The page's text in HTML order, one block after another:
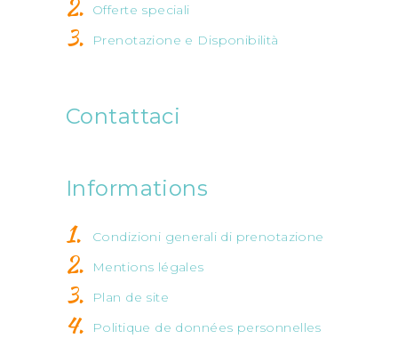
Offerte speciali
Prenotazione e Disponibilità
Contattaci
Informations
Condizioni generali di prenotazione
Mentions légales
Plan de site
Politique de données personnelles